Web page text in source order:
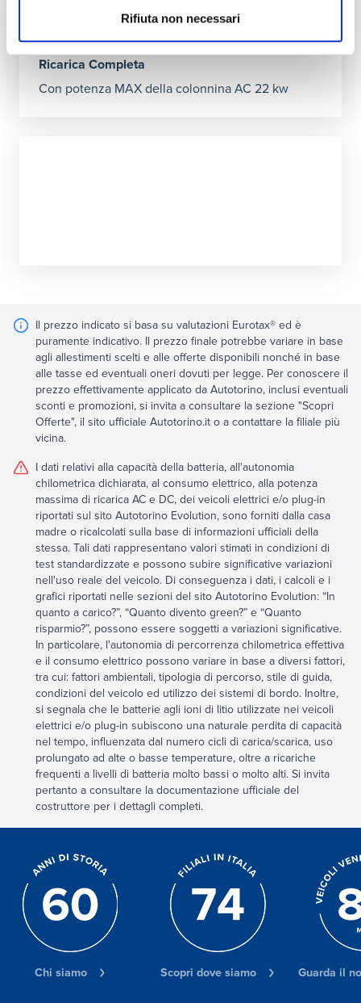
Rifiuta non necessari
1h12’
Ricarica Completa
Con potenza MAX della colonnina AC 22 kw
Il prezzo indicato si basa su valutazioni Eurotax® ed è
puramente indicativo. Il prezzo finale potrebbe variare in base
agli allestimenti scelti e alle offerte disponibili nonché in base
alle tasse ed eventuali oneri dovuti per legge. Per conoscere il
prezzo effettivamente applicato da Autotorino, inclusi eventuali
sconti e promozioni, si invita a consultare la sezione "Scopri
Offerte", il sito ufficiale Autotorino.it o a contattare la filiale più
vicina.
I dati relativi alla capacità della batteria, all'autonomia
chilometrica dichiarata, al consumo elettrico, alla potenza
massima di ricarica AC e DC, dei veicoli elettrici e/o plug-in
riportati sul sito Autotorino Evolution, sono forniti dalla casa
madre o ricalcolati sulla base di informazioni ufficiali della
stessa. Tali dati rappresentano valori stimati in condizioni di
test standardizzate e possono subire significative variazioni
nell'uso reale del veicolo. Di conseguenza i dati, i calcoli e i
grafici riportati nelle sezioni del sito Autotorino Evolution: “In
quanto a carico?”, “Quanto divento green?” e “Quanto
risparmio?”, possono essere soggetti a variazioni significative.
In particolare, l'autonomia di percorrenza chilometrica effettiva
e il consumo elettrico possono variare in base a diversi fattori,
tra cui: fattori ambientali, tipologia di percorso, stile di guida,
condizioni del veicolo ed utilizzo dei sistemi di bordo. Inoltre,
si segnala che le batterie agli ioni di litio utilizzate nei veicoli
elettrici e/o plug-in subiscono una naturale perdita di capacità
nel tempo, influenzata dal numero cicli di carica/scarica, uso
prolungato ad alte o basse temperature, oltre a ricariche
frequenti a livelli di batteria molto bassi o molto alti. Si invita
pertanto a consultare la documentazione ufficiale del
costruttore per i dettagli completi.
Chi siamo Scopri dove siamo Guarda il